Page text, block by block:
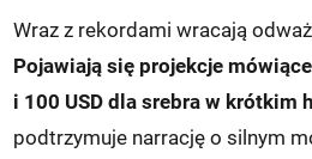
Wraz z rekordami wracają
Pojawiają się projekcje
i 100 USD dla srebra w krótkim
podtrzymuje narrację o silnym